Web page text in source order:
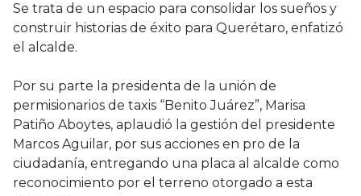
Se trata de un espacio para consolidar los sueños y
construir historias de éxito para Querétaro, enfatizó
el alcalde.
Por su parte la presidenta de la unión de
permisionarios de taxis “Benito Juárez”, Marisa
Patiño Aboytes, aplaudió la gestión del presidente
Marcos Aguilar, por sus acciones en pro de la
ciudadanía, entregando una placa al alcalde como
reconocimiento por el terreno otorgado a esta